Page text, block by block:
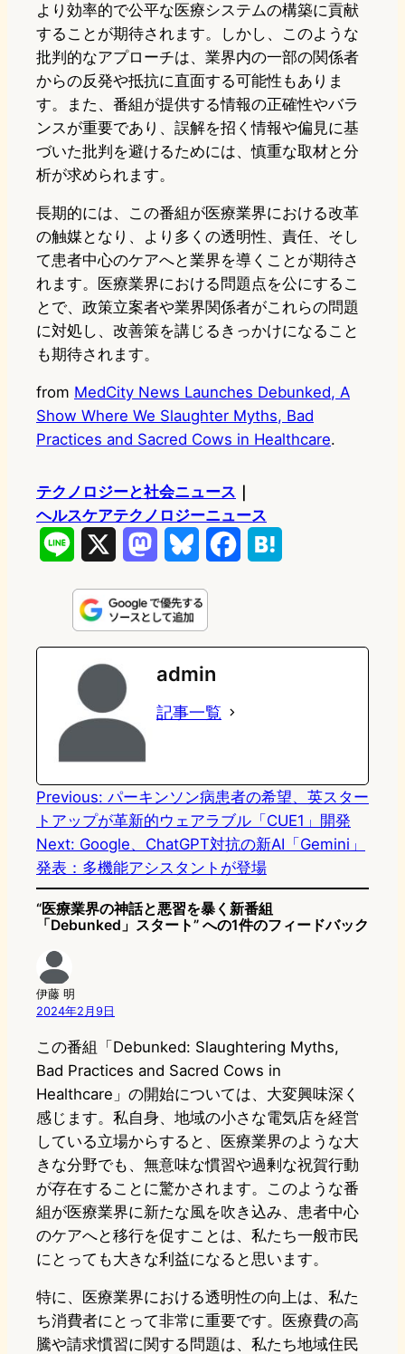
より効率的で公平な医療システムの構築に貢献
することが期待されます。しかし、このような
批判的なアプローチは、業界内の一部の関係者
からの反発や抵抗に直面する可能性もありま
す。また、番組が提供する情報の正確性やバラ
ンスが重要であり、誤解を招く情報や偏見に基
づいた批判を避けるためには、慎重な取材と分
析が求められます。
長期的には、この番組が医療業界における改革
の触媒となり、より多くの透明性、責任、そし
て患者中心のケアへと業界を導くことが期待さ
れます。医療業界における問題点を公にするこ
とで、政策立案者や業界関係者がこれらの問題
に対処し、改善策を講じるきっかけになること
も期待されます。
from MedCity News Launches Debunked, A
Show Where We Slaughter Myths, Bad
Practices and Sacred Cows in Healthcare.
テクノロジーと社会ニュース
ヘルスケアテクノロジーニュース
n
e
s
t
o
d
n
u
e
s
k
e
k
e
admin
記事一覧
Previous: パーキンソン病患者の希望、英スター
トアップが革新的ウェアラブル「CUE1」開発
Next: Google、ChatGPT対抗の新AI「Gemini」
発表：多機能アシスタントが登場
“医療業界の神話と悪習を暴く新番組
「Debunked」スタート” への1件のフィードバック
伊藤 明
2024年2月9日
この番組「Debunked: Slaughtering Myths,
Bad Practices and Sacred Cows in
Healthcare」の開始については、大変興味深く
感じます。私自身、地域の小さな電気店を経営
している立場からすると、医療業界のような大
きな分野でも、無意味な慣習や過剰な祝賀行動
が存在することに驚かされます。このような番
組が医療業界に新たな風を吹き込み、患者中心
のケアへと移行を促すことは、私たち一般市民
にとっても大きな利益になると思います。
特に、医療業界における透明性の向上は、私た
ち消費者にとって非常に重要です。医療費の高
騰や請求慣習に関する問題は、私たち地域住民